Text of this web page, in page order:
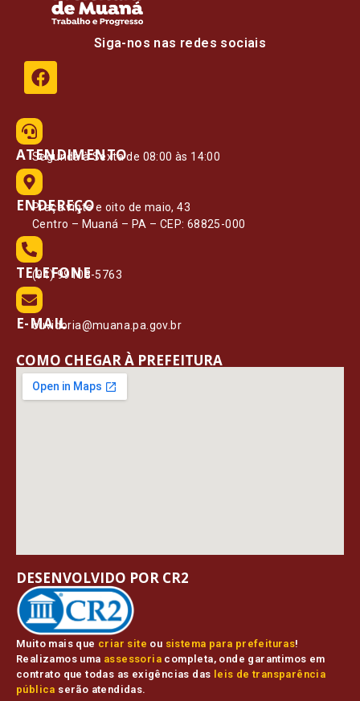
Siga-nos nas redes sociais
ATENDIMENTO
Segunda à Sexta de 08:00 às 14:00
ENDEREÇO
Praça vinte e oito de maio, 43
Centro – Muaná – PA – CEP: 68825-000
TELEFONE
(91) 99108-5763
E-MAIL
ouvidoria@muana.pa.gov.br
COMO CHEGAR À PREFEITURA
Muito mais que criar site ou sistema para prefeituras!
Realizamos uma assessoria completa, onde garantimos em
contrato que todas as exigências das leis de transparência
pública serão atendidas.
DESENVOLVIDO POR CR2